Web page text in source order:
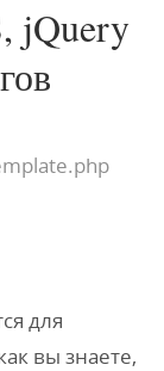
jQuery
для
вы знаете,